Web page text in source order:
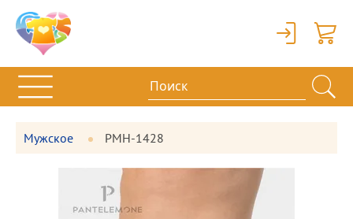
Вход
Мужское PMH-1428
Фотографии